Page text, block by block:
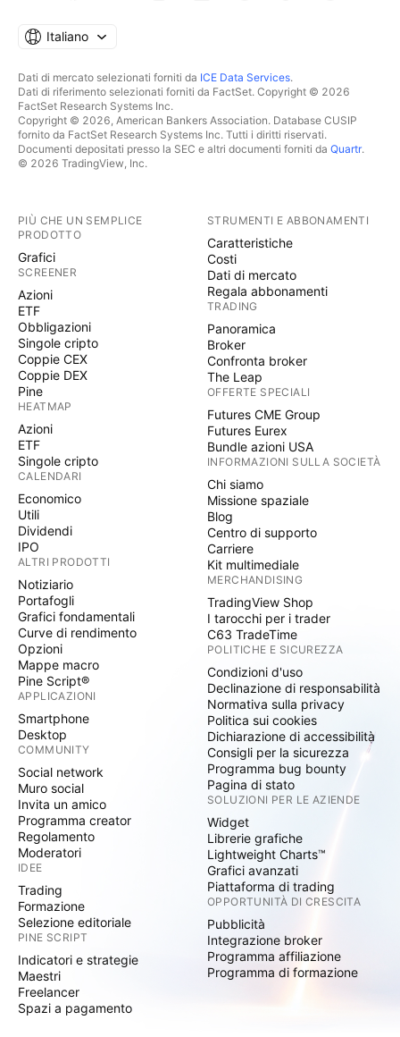
Italiano
Dati di mercato selezionati forniti da ICE Data Services.
Dati di riferimento selezionati forniti da FactSet. Copyright © 2026
FactSet Research Systems Inc.
Copyright © 2026, American Bankers Association. Database CUSIP
fornito da FactSet Research Systems Inc. Tutti i diritti riservati.
Documenti depositati presso la SEC e altri documenti forniti da Quartr.
© 2026 TradingView, Inc.
PIÙ CHE UN SEMPLICE
PRODOTTO
Grafici
SCREENER
Azioni
ETF
Obbligazioni
Singole cripto
Coppie CEX
Coppie DEX
Pine
HEATMAP
Azioni
ETF
Singole cripto
CALENDARI
Economico
Utili
Dividendi
IPO
ALTRI PRODOTTI
Notiziario
Portafogli
Grafici fondamentali
Curve di rendimento
Opzioni
Mappe macro
Pine Script®
APPLICAZIONI
Smartphone
Desktop
COMMUNITY
Social network
Muro social
Invita un amico
Programma creator
Regolamento
Moderatori
IDEE
Trading
Formazione
Selezione editoriale
PINE SCRIPT
Indicatori e strategie
Maestri
Freelancer
Spazi a pagamento
STRUMENTI E ABBONAMENTI
Caratteristiche
Costi
Dati di mercato
Regala abbonamenti
TRADING
Panoramica
Broker
Confronta broker
The Leap
OFFERTE SPECIALI
Futures CME Group
Futures Eurex
Bundle azioni USA
INFORMAZIONI SULLA SOCIETÀ
Chi siamo
Missione spaziale
Blog
Centro di supporto
Carriere
Kit multimediale
MERCHANDISING
TradingView Shop
I tarocchi per i trader
C63 TradeTime
POLITICHE E SICUREZZA
Condizioni d'uso
Declinazione di responsabilità
Normativa sulla privacy
Politica sui cookies
Dichiarazione di accessibilità
Consigli per la sicurezza
Programma bug bounty
Pagina di stato
SOLUZIONI PER LE AZIENDE
Widget
Librerie grafiche
Lightweight Charts™
Grafici avanzati
Piattaforma di trading
OPPORTUNITÀ DI CRESCITA
Pubblicità
Integrazione broker
Programma affiliazione
Programma di formazione